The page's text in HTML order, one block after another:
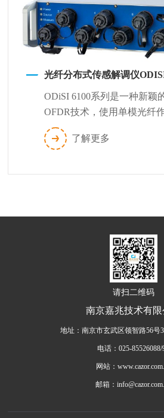
光纤分布式传感解调仪
ODiSI 6100系列是一种新颖
OFDR技术，使用单模光纤
世纪先进材料和复杂结构测
了解更多
请扫二维码
南京嘉兆技术有限
地址：南京市玄武区领智路56号
电话：025-85526088/
网站：
邮箱：